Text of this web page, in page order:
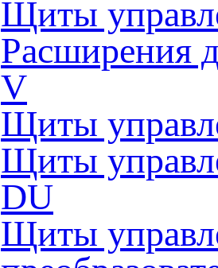
Щиты
Расширения
V
Щиты
Щиты
DU
Щиты